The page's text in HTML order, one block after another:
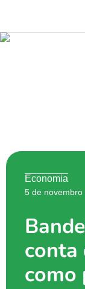
conteúdo
Economia
5 de novembro
conta
como